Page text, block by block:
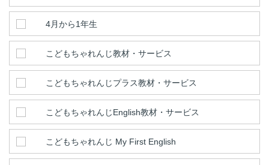
4月から1年生
こどもちゃれんじ教材・サービス
こどもちゃれんじプラス教材・サービス
こどもちゃれんじEnglish教材・サービス
こどもちゃれんじ My First English